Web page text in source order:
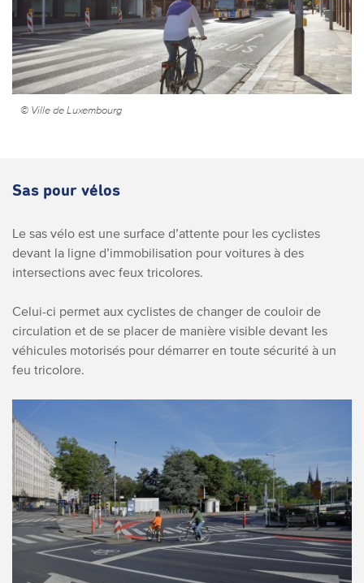
© Ville de Luxembourg
Sas pour vélos
Le sas vélo est une surface d’attente pour les cyclistes
devant la ligne d’immobilisation pour voitures à des
intersections avec feux tricolores.
Celui-ci permet aux cyclistes de changer de couloir de
circulation et de se placer de manière visible devant les
véhicules motorisés pour démarrer en toute sécurité à un
feu tricolore.